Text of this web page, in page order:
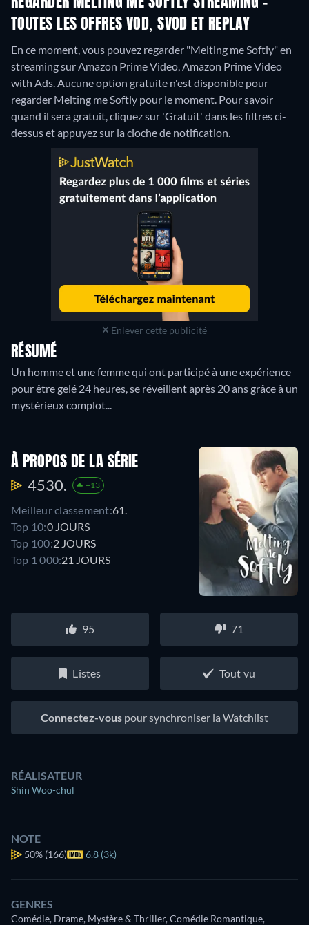
TOUTES LES OFFRES VOD, SVOD ET REPLAY
En ce moment, vous pouvez regarder "Melting me Softly" en
streaming sur Amazon Prime Video, Amazon Prime Video
with Ads. Aucune option gratuite n'est disponible pour
regarder Melting me Softly pour le moment. Pour savoir
quand il sera gratuit, cliquez sur 'Gratuit' dans les filtres ci-
dessus et appuyez sur la cloche de notification.
Enlever cette publicité
RÉSUMÉ
Un homme et une femme qui ont participé à une expérience
pour être gelé 24 heures, se réveillent après 20 ans grâce à un
mystérieux complot...
À PROPOS DE LA SÉRIE
4530. +13
Meilleur classement:61.
Top 10:0 JOURS
Top 100:2 JOURS
Top 1 000:21 JOURS
95 71
Listes Tout vu
Connectez-vous pour synchroniser la Watchlist
RÉALISATEUR
Shin Woo-chul
NOTE
50% (166) 6.8 (3k)
GENRES
Comédie, Drame, Mystère & Thriller, Comédie Romantique,